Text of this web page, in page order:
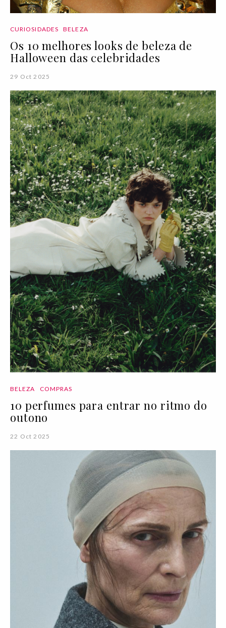
CURIOSIDADES BELEZA
Os 10 melhores looks de beleza de
Halloween das celebridades
29 Oct 2025
BELEZA COMPRAS
10 perfumes para entrar no ritmo do
outono
22 Oct 2025